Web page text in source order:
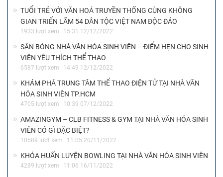
TUỔI TRẺ VỚI VĂN HOÁ TRUYỀN THỐNG CÙNG KHÔNG
GIAN TRIỂN LÃM 54 DÂN TỘC VIỆT NAM ĐỘC ĐÁO
1933 lượt xem 15:31 12/12/2022
SÂN BÓNG NHÀ VĂN HÓA SINH VIÊN – ĐIỂM HẸN CHO SINH
VIÊN YÊU THÍCH THỂ THAO
6587 lượt xem 14:49 12/12/2022
KHÁM PHÁ TRUNG TÂM THỂ THAO ĐIỆN TỬ TẠI NHÀ VĂN
HÓA SINH VIÊN TP.HCM
4705 lượt xem 10:39 07/12/2022
AMAZINGYM – CLB FITNESS & GYM TẠI NHÀ VĂN HÓA SINH
VIÊN CÓ GÌ ĐẶC BIỆT?
10589 lượt xem 11:05 20/11/2022
KHÓA HUẤN LUYỆN BOWLING TẠI NHÀ VĂN HÓA SINH VIÊN
4289 lượt xem 11:06 16/11/2022